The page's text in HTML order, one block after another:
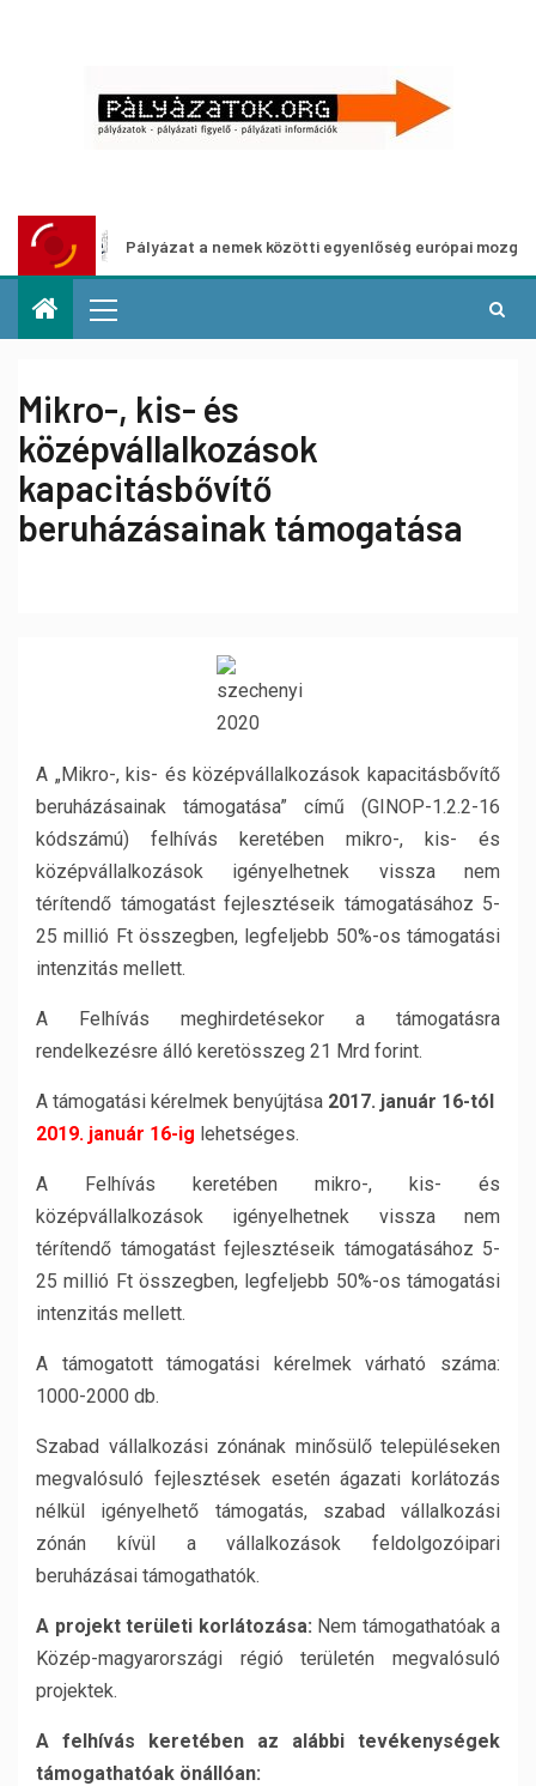
Pályázat a nemek közötti egyenlőség európai mozgalmainak
Mikro-, kis- és
középvállalkozások
kapacitásbővítő
beruházásainak támogatása
A „Mikro-, kis- és középvállalkozások kapacitásbővítő
beruházásainak támogatása” című (GINOP-1.2.2-16
kódszámú) felhívás keretében mikro-, kis- és
középvállalkozások igényelhetnek vissza nem
térítendő támogatást fejlesztéseik támogatásához 5-
25 millió Ft összegben, legfeljebb 50%-os támogatási
intenzitás mellett.
A Felhívás meghirdetésekor a támogatásra
rendelkezésre álló keretösszeg 21 Mrd forint.
A támogatási kérelmek benyújtása 2017. január 16-tól
2019. január 16-ig lehetséges.
A Felhívás keretében mikro-, kis- és
középvállalkozások igényelhetnek vissza nem
térítendő támogatást fejlesztéseik támogatásához 5-
25 millió Ft összegben, legfeljebb 50%-os támogatási
intenzitás mellett.
A támogatott támogatási kérelmek várható száma:
1000-2000 db.
Szabad vállalkozási zónának minősülő településeken
megvalósuló fejlesztések esetén ágazati korlátozás
nélkül igényelhető támogatás, szabad vállalkozási
zónán kívül a vállalkozások feldolgozóipari
beruházásai támogathatók.
A projekt területi korlátozása: Nem támogathatóak a
Közép-magyarországi régió területén megvalósuló
projektek.
A felhívás keretében az alábbi tevékenységek
támogathatóak önállóan: